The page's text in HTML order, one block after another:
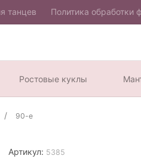
танцев Политика обработки
Ростовые куклы
90-е
Артикул: 5385